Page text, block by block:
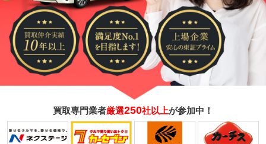
買取専門業者厳選250社以上が参加中！